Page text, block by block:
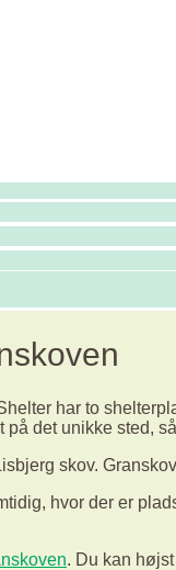
har to
på det unikke sted,
skov.
hvor der er
. Du kan